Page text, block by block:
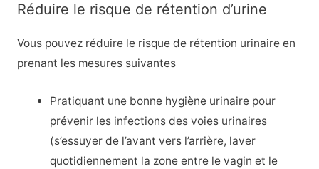
Réduire le risque de rétention d’urine
Vous pouvez réduire le risque de rétention urinaire en
prenant les mesures suivantes
Pratiquant une bonne hygiène urinaire pour
prévenir les infections des voies urinaires
(s’essuyer de l’avant vers l’arrière, laver
quotidiennement la zone entre le vagin et le